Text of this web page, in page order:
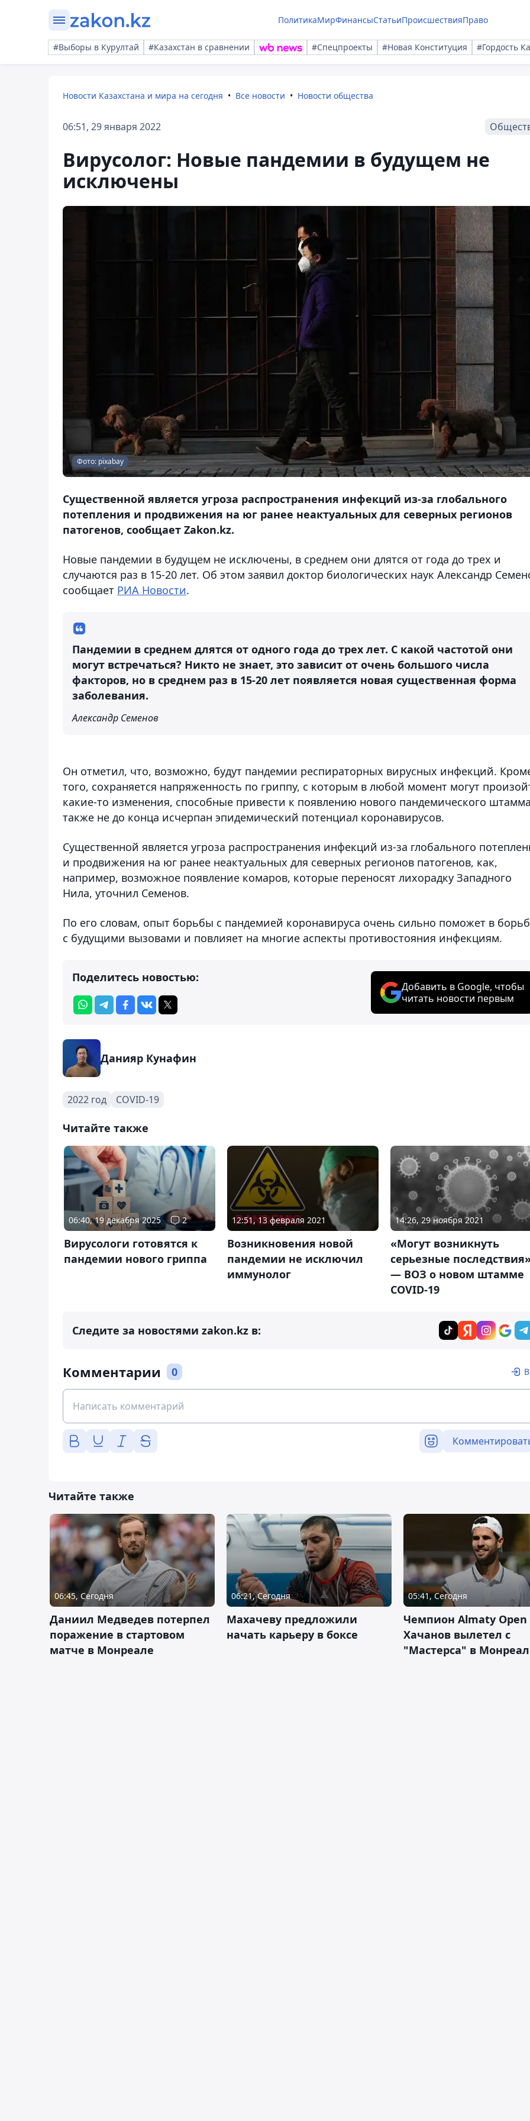
ПолитикаМирФинансыСтатьиПроисшествияПраво
#Выборы в Курултай #Казахстан в сравнении #Спецпроекты #Новая Конституция #Гордость
Новости Казахстана и мира на сегодня Все новости Новости общества
06:51, 29 января 2022
Вирусолог: Новые пандемии в будущем не
исключены
Фото: pixabay
Существенной является угроза распространения инфекций из-за глобального
потепления и продвижения на юг ранее неактуальных для северных регионов
патогенов, сообщает Zakon.kz.
Новые пандемии в будущем не исключены, в среднем они длятся от года до трех и
случаются раз в 15-20 лет. Об этом заявил доктор биологических наук Александр
сообщает РИА Новости.
Пандемии в среднем длятся от одного года до трех лет. С какой частотой они
могут встречаться? Никто не знает, это зависит от очень большого числа
факторов, но в среднем раз в 15-20 лет появляется новая существенная форма
заболевания.
Александр Семенов
Он отметил, что, возможно, будут пандемии респираторных вирусных инфекций.
того, сохраняется напряженность по гриппу, с которым в любой момент могут
какие-то изменения, способные привести к появлению нового пандемического
также не до конца исчерпан эпидемический потенциал коронавирусов.
Существенной является угроза распространения инфекций из-за глобального
и продвижения на юг ранее неактуальных для северных регионов патогенов, как,
например, возможное появление комаров, которые переносят лихорадку Западного
Нила, уточнил Семенов.
По его словам, опыт борьбы с пандемией коронавируса очень сильно поможет в
с будущими вызовами и повлияет на многие аспекты противостояния инфекциям.
Поделитесь новостью:
Добавить в Google, чтобы
читать новости первым
Данияр Кунафин
2022 год COVID-19
Читайте также
06:40, 19 декабря 2025 2
Вирусологи готовятся к
пандемии нового гриппа
12:51, 13 февраля 2021
Возникновения новой
пандемии не исключил
иммунолог
14:26, 29 ноября 2021
«Могут возникнуть
серьезные
— ВОЗ о новом штамме
COVID-19
Следите за новостями zakon.kz в:
Комментарии 0
Читайте также
06:45, Сегодня
Даниил Медведев потерпел
поражение в стартовом
матче в Монреале
06:21, Сегодня
Махачеву предложили
начать карьеру в боксе
05:41, Сегодня
Чемпион Almaty Open
Хачанов вылетел с
"Мастерса" в